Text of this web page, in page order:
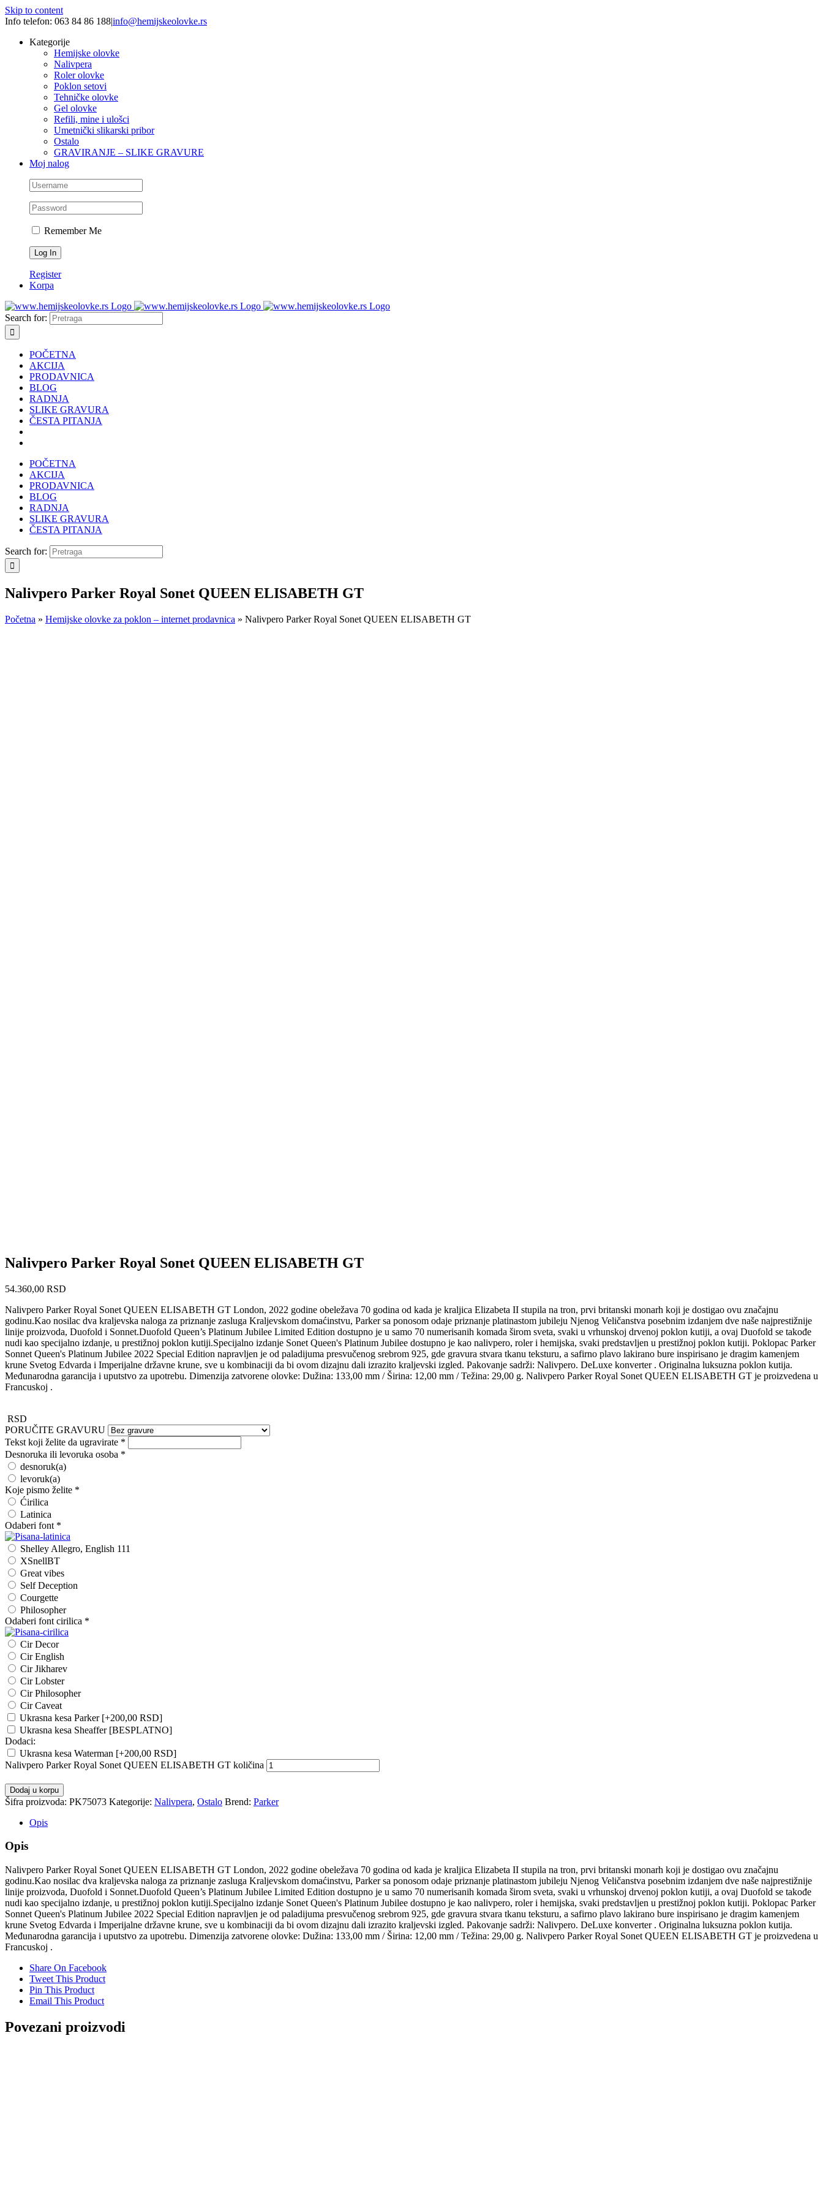
Skip to content
Info telefon: 063 84 86 188|info@hemijskeolovke.rs
Kategorije
Hemijske olovke
Nalivpera
Roler olovke
Poklon setovi
Tehničke olovke
Gel olovke
Refili, mine i ulošci
Umetnički slikarski pribor
Ostalo
GRAVIRANJE – SLIKE GRAVURE
Moj nalog
Remember Me
Register
Korpa
Search for:
POČETNA
AKCIJA
PRODAVNICA
BLOG
RADNJA
SLIKE GRAVURA
ČESTA PITANJA
POČETNA
AKCIJA
PRODAVNICA
BLOG
RADNJA
SLIKE GRAVURA
ČESTA PITANJA
Search for:
Nalivpero Parker Royal Sonet QUEEN ELISABETH GT
Početna » Hemijske olovke za poklon – internet prodavnica » Nalivpero Parker Royal Sonet QUEEN ELISABETH GT
Nalivpero Parker Royal Sonet QUEEN ELISABETH GT
54.360,00 RSD
Nalivpero Parker Royal Sonet QUEEN ELISABETH GT London, 2022 godine obeležava 70 godina od kada je kraljica Elizabeta II stupila na tron, prvi britanski monarh koji je dostigao ovu značajnu
godinu.Kao nosilac dva kraljevska naloga za priznanje zasluga Kraljevskom domaćinstvu, Parker sa ponosom odaje priznanje platinastom jubileju Njenog Veličanstva posebnim izdanjem dve naše najprestižnije
linije proizvoda, Duofold i Sonnet.Duofold Queen’s Platinum Jubilee Limited Edition dostupno je u samo 70 numerisanih komada širom sveta, svaki u vrhunskoj drvenoj poklon kutiji, a ovaj Duofold se takođe
nudi kao specijalno izdanje, u prestižnoj poklon kutiji.Specijalno izdanje Sonet Queen's Platinum Jubilee dostupno je kao nalivpero, roler i hemijska, svaki predstavljen u prestižnoj poklon kutiji. Poklopac Parker
Sonnet Queen's Platinum Jubilee 2022 Special Edition napravljen je od paladijuma presvučenog srebrom 925, gde gravura stvara tkanu teksturu, a safirno plavo lakirano bure inspirisano je dragim kamenjem
krune Svetog Edvarda i Imperijalne državne krune, sve u kombinaciji da bi ovom dizajnu dali izrazito kraljevski izgled. Pakovanje sadrži: Nalivpero. DeLuxe konverter . Originalna luksuzna poklon kutija.
Međunarodna garancija i uputstvo za upotrebu. Dimenzija zatvorene olovke: Dužina: 133,00 mm / Širina: 12,00 mm / Težina: 29,00 g. Nalivpero Parker Royal Sonet QUEEN ELISABETH GT je proizvedena u
Francuskoj .
RSD
PORUČITE GRAVURU
Tekst koji želite da ugravirate *
Desnoruka ili levoruka osoba *
desnoruk(a)
levoruk(a)
Koje pismo želite *
Ćirilica
Latinica
Odaberi font *
Shelley Allegro, English 111
XSnellBT
Great vibes
Self Deception
Courgette
Philosopher
Odaberi font cirilica *
Cir Decor
Cir English
Cir Jikharev
Cir Lobster
Cir Philosopher
Cir Caveat
Ukrasna kesa Parker [+200,00 RSD]
Ukrasna kesa Sheaffer [BESPLATNO]
Dodaci:
Ukrasna kesa Waterman [+200,00 RSD]
Nalivpero Parker Royal Sonet QUEEN ELISABETH GT količina
Dodaj u korpu
Šifra proizvoda: PK75073 Kategorije: Nalivpera, Ostalo Brend: Parker
Opis
Opis
Nalivpero Parker Royal Sonet QUEEN ELISABETH GT London, 2022 godine obeležava 70 godina od kada je kraljica Elizabeta II stupila na tron, prvi britanski monarh koji je dostigao ovu značajnu
godinu.Kao nosilac dva kraljevska naloga za priznanje zasluga Kraljevskom domaćinstvu, Parker sa ponosom odaje priznanje platinastom jubileju Njenog Veličanstva posebnim izdanjem dve naše najprestižnije
linije proizvoda, Duofold i Sonnet.Duofold Queen’s Platinum Jubilee Limited Edition dostupno je u samo 70 numerisanih komada širom sveta, svaki u vrhunskoj drvenoj poklon kutiji, a ovaj Duofold se takođe
nudi kao specijalno izdanje, u prestižnoj poklon kutiji.Specijalno izdanje Sonet Queen's Platinum Jubilee dostupno je kao nalivpero, roler i hemijska, svaki predstavljen u prestižnoj poklon kutiji. Poklopac Parker
Sonnet Queen's Platinum Jubilee 2022 Special Edition napravljen je od paladijuma presvučenog srebrom 925, gde gravura stvara tkanu teksturu, a safirno plavo lakirano bure inspirisano je dragim kamenjem
krune Svetog Edvarda i Imperijalne državne krune, sve u kombinaciji da bi ovom dizajnu dali izrazito kraljevski izgled. Pakovanje sadrži: Nalivpero. DeLuxe konverter . Originalna luksuzna poklon kutija.
Međunarodna garancija i uputstvo za upotrebu. Dimenzija zatvorene olovke: Dužina: 133,00 mm / Širina: 12,00 mm / Težina: 29,00 g. Nalivpero Parker Royal Sonet QUEEN ELISABETH GT je proizvedena u
Francuskoj .
Share On Facebook
Tweet This Product
Pin This Product
Email This Product
Povezani proizvodi